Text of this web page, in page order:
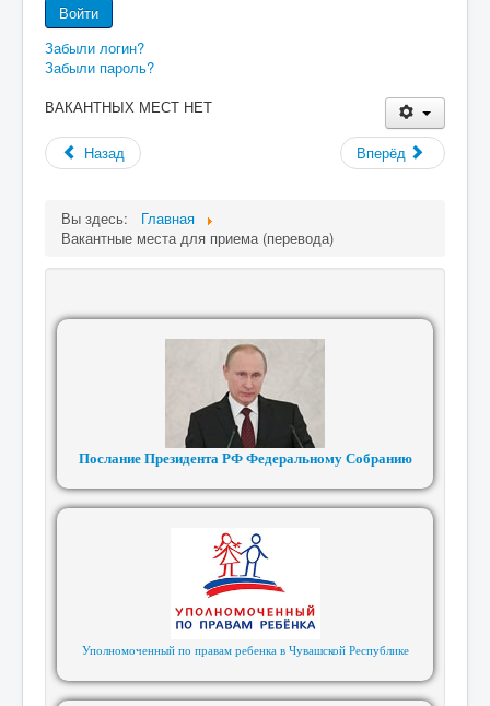
Войти
Забыли логин?
Забыли пароль?
ВАКАНТНЫХ МЕСТ НЕТ
Назад Вперёд
Вы здесь:
Главная
Вакантные места для приема (перевода)
Послание Президента РФ Федеральному Собранию
Уполномоченный по правам ребенка в Чувашской Республике